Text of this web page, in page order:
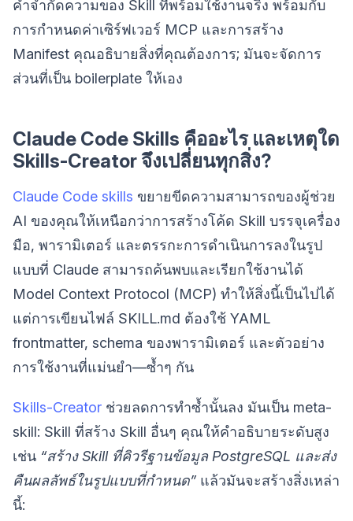
คำจำกัดความของ Skill ที่พร้อมใช้งานจริง พร้อมกับ
การกำหนดค่าเซิร์ฟเวอร์ MCP และการสร้าง
Manifest คุณอธิบายสิ่งที่คุณต้องการ; มันจะจัดการ
ส่วนที่เป็น boilerplate ให้เอง
Claude Code Skills คืออะไร และเหตุใด
Skills-Creator จึงเปลี่ยนทุกสิ่ง?
Claude Code skills ขยายขีดความสามารถของผู้ช่วย
AI ของคุณให้เหนือกว่าการสร้างโค้ด Skill บรรจุเครื่อง
มือ, พารามิเตอร์ และตรรกะการดำเนินการลงในรูป
แบบที่ Claude สามารถค้นพบและเรียกใช้งานได้
Model Context Protocol (MCP) ทำให้สิ่งนี้เป็นไปได้
แต่การเขียนไฟล์ SKILL.md ต้องใช้ YAML
frontmatter, schema ของพารามิเตอร์ และตัวอย่าง
การใช้งานที่แม่นยำ—ซ้ำๆ กัน
Skills-Creator ช่วยลดการทำซ้ำนั้นลง มันเป็น meta-
skill: Skill ที่สร้าง Skill อื่นๆ คุณให้คำอธิบายระดับสูง
เช่น “สร้าง Skill ที่คิวรีฐานข้อมูล PostgreSQL และส่ง
คืนผลลัพธ์ในรูปแบบที่กำหนด” แล้วมันจะสร้างสิ่งเหล่า
นี้: